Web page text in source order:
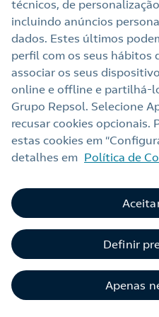
Ao preencher este
consigo para lhe fazer
Eletricidade e Gás.
Aceite a Política de
Continuar
técnicos, de
incluindo anúncios
dados. Estes últimos
perfil com os seus hábitos
associar os seus
online e offline e
Grupo Repsol. Selecione
recusar cookies opcionais.
estas cookies em
detalhes em Política de
Definir
Apenas